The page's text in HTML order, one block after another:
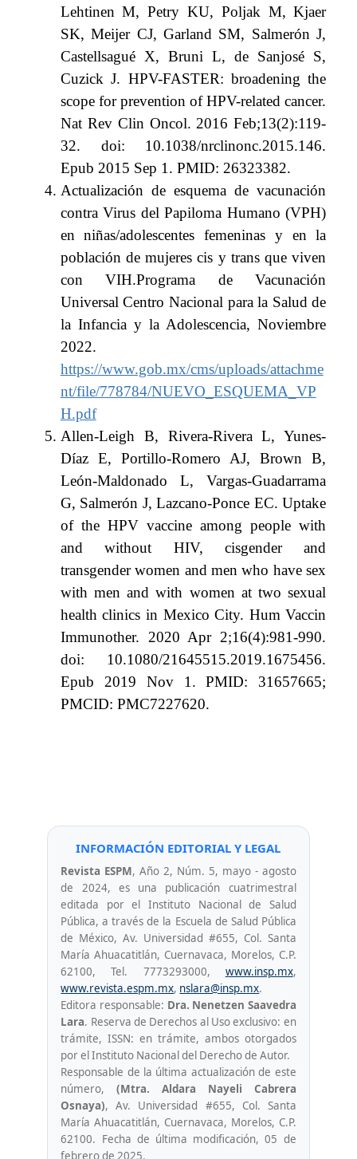
Lehtinen M, Petry KU, Poljak M, Kjaer
SK, Meijer CJ, Garland SM, Salmerón J,
Castellsagué X, Bruni L, de Sanjosé S,
Cuzick J. HPV-FASTER: broadening the
scope for prevention of HPV-related cancer.
Nat Rev Clin Oncol. 2016 Feb;13(2):119-
32. doi: 10.1038/nrclinonc.2015.146.
Epub 2015 Sep 1. PMID: 26323382.
Actualización de esquema de vacunación
contra Virus del Papiloma Humano (VPH)
en niñas/adolescentes femeninas y en la
población de mujeres cis y trans que viven
con VIH.Programa de Vacunación
Universal Centro Nacional para la Salud de
la Infancia y la Adolescencia, Noviembre
2022.
https://www.gob.mx/cms/uploads/attachme
nt/file/778784/NUEVO_ESQUEMA_VP
H.pdf
Allen-Leigh B, Rivera-Rivera L, Yunes-
Díaz E, Portillo-Romero AJ, Brown B,
León-Maldonado L, Vargas-Guadarrama
G, Salmerón J, Lazcano-Ponce EC. Uptake
of the HPV vaccine among people with
and without HIV, cisgender and
transgender women and men who have sex
with men and with women at two sexual
health clinics in Mexico City. Hum Vaccin
Immunother. 2020 Apr 2;16(4):981-990.
doi: 10.1080/21645515.2019.1675456.
Epub 2019 Nov 1. PMID: 31657665;
PMCID: PMC7227620.
INFORMACIÓN EDITORIAL Y LEGAL
Revista ESPM, Año 2, Núm. 5, mayo - agosto
de 2024, es una publicación cuatrimestral
editada por el Instituto Nacional de Salud
Pública, a través de la Escuela de Salud Pública
de México, Av. Universidad #655, Col. Santa
María Ahuacatitlán, Cuernavaca, Morelos, C.P.
62100, Tel. 7773293000, www.insp.mx,
www.revista.espm.mx, nslara@insp.mx.
Editora responsable: Dra. Nenetzen Saavedra
Lara. Reserva de Derechos al Uso exclusivo: en
trámite, ISSN: en trámite, ambos otorgados
por el Instituto Nacional del Derecho de Autor.
Responsable de la última actualización de este
número,(Mtra. Aldara Nayeli Cabrera
Osnaya), Av. Universidad #655, Col. Santa
María Ahuacatitlán, Cuernavaca, Morelos, C.P.
62100. Fecha de última modificación, 05 de
febrero de 2025.